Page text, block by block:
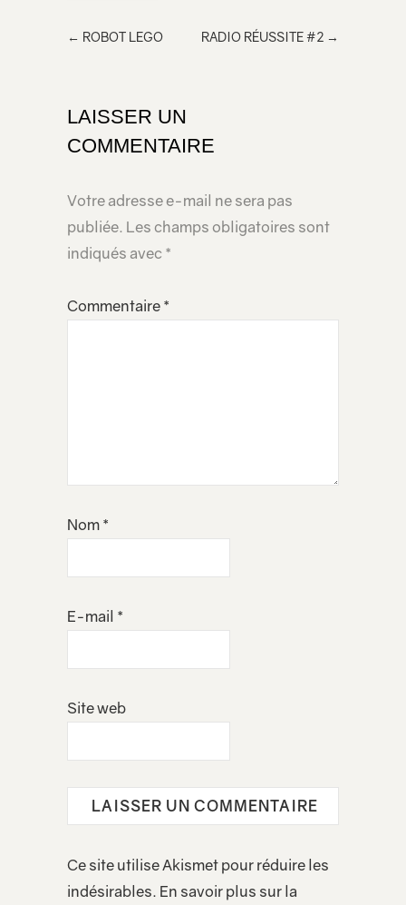
e
← ROBOT LEGO RADIO RÉUSSITE #2 →
LAISSER UN
COMMENTAIRE
Votre adresse e-mail ne sera pas
publiée. Les champs obligatoires sont
indiqués avec *
Commentaire *
Nom *
E-mail *
Site web
Ce site utilise Akismet pour réduire les
indésirables. En savoir plus sur la